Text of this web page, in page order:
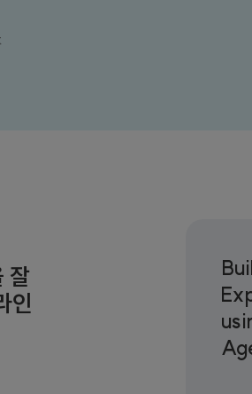
잘
인